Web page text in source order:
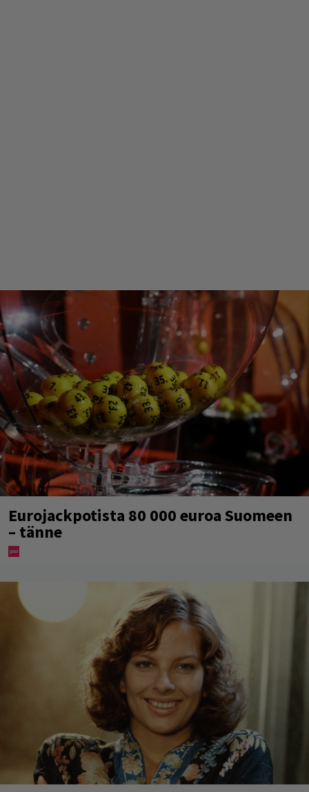
Eurojackpotista 80 000 euroa Suomeen
– tänne